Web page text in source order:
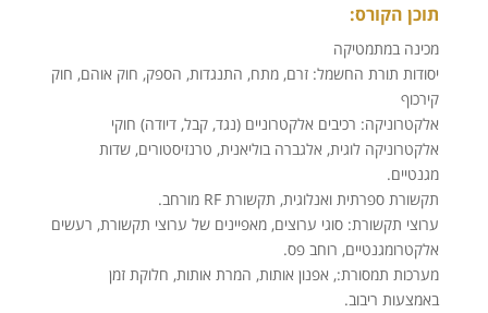
תוכן הקורס:
מכינה במתמטיקה
יסודות תורת החשמל: זרם, מתח, התנגדות, הספק, חוק אוהם, חוק
קירכוף
אלקטרוניקה: רכיבים אלקטרוניים (נגד, קבל, דיודה) חוקי
אלקטרוניקה לוגית, אלגברה בוליאנית, טרנזיסטורים, שדות
מגנטיים.
תקשורת ספרתית ואנלוגית, תקשורת RF מורחב.
ערוצי תקשורת: סוגי ערוצים, מאפיינים של ערוצי תקשורת, רעשים
אלקטרומגנטיים, רוחב פס.
מערכות תמסורת:, אפנון אותות, המרת אותות, חלוקת זמן
באמצעות ריבוב.